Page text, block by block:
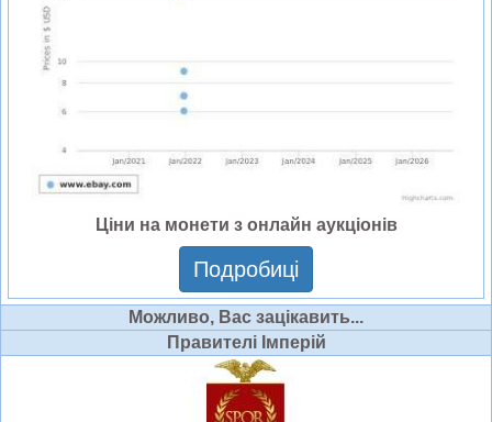
Ціни на монети з онлайн аукціонів
Подробиці
Можливо, Вас зацікавить...
Правителі Імперій